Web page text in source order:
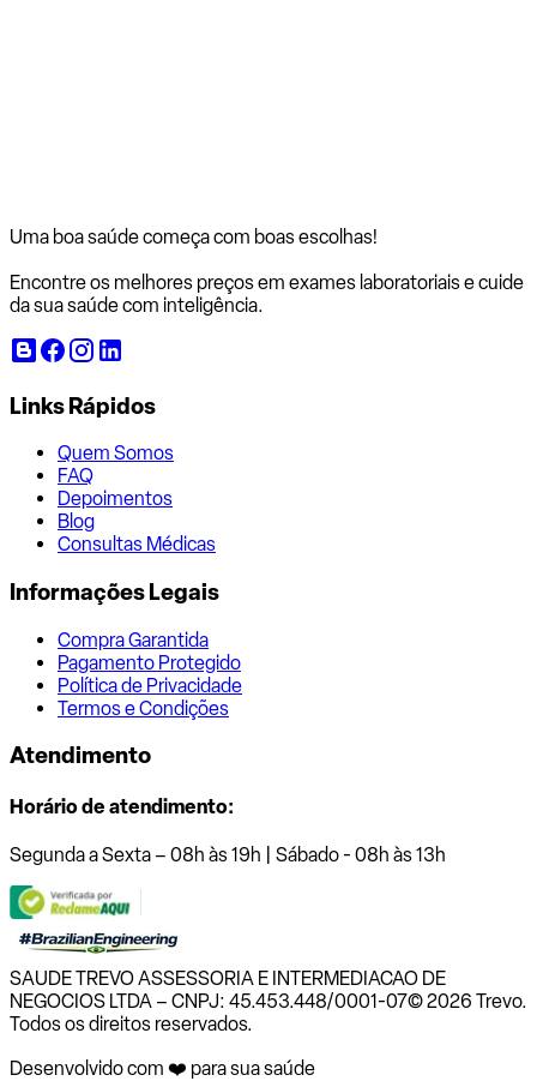
Uma boa saúde começa com boas escolhas!
Encontre os melhores preços em exames laboratoriais e cuide
da sua saúde com inteligência.
Links Rápidos
Quem Somos
FAQ
Depoimentos
Blog
Consultas Médicas
Informações Legais
Compra Garantida
Pagamento Protegido
Política de Privacidade
Termos e Condições
Atendimento
Horário de atendimento:
Segunda a Sexta – 08h às 19h | Sábado - 08h às 13h
SAUDE TREVO ASSESSORIA E INTERMEDIACAO DE
NEGOCIOS LTDA – CNPJ: 45.453.448/0001-07© 2026 Trevo.
Todos os direitos reservados.
Desenvolvido com ❤️ para sua saúde